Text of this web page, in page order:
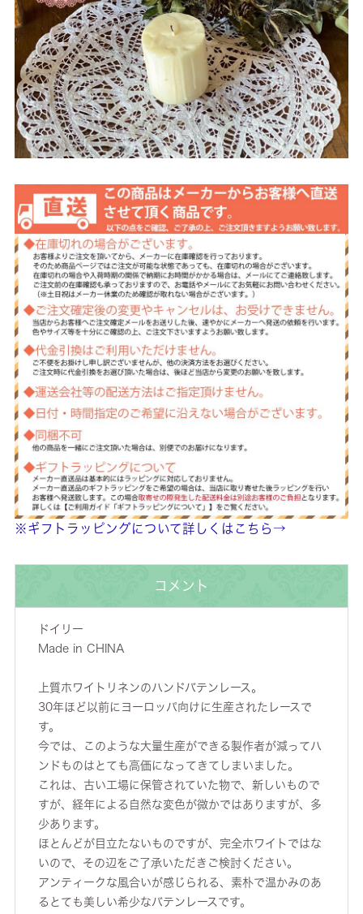
※ギフトラッピングについて詳しくはこちら→
コメント
ドイリー
Made in CHINA
上質ホワイトリネンのハンドバテンレース。
30年ほど以前にヨーロッパ向けに生産されたレースで
す。
今では、このような大量生産ができる製作者が減ってハ
ンドものはとても高価になってきてしまいました。
これは、古い工場に保管されていた物で、新しいもので
すが、経年による自然な変色が微かではありますが、多
少あります。
ほとんどが目立たないものですが、完全ホワイトではな
いので、その辺をご了承いただきご検討ください。
アンティークな風合いが感じられる、素朴で温かみのあ
るとても美しい希少なバテンレースです。